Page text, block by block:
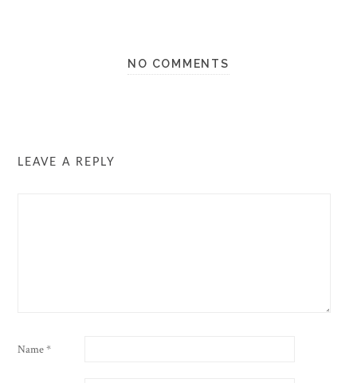
NO COMMENTS
LEAVE A REPLY
Name*